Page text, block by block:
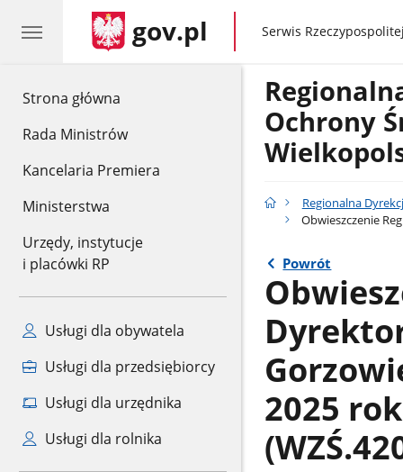
Strona główna
Rada Ministrów
Kancelaria Premiera
Ministerstwa
Urzędy, instytucje
i placówki RP
Usługi dla obywatela
Usługi dla przedsiębiorcy
Usługi dla urzędnika
Usługi dla rolnika
gov.pl gov.pl
Serwis
Ochrony
Regionalna
Obwieszczenie
Powrót
2025